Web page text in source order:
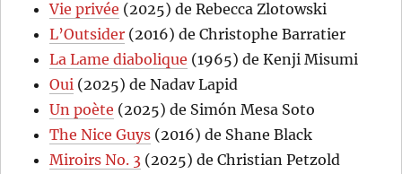
Vie privée (2025) de Rebecca Zlotowski
L’Outsider (2016) de Christophe Barratier
La Lame diabolique (1965) de Kenji Misumi
Oui (2025) de Nadav Lapid
Un poète (2025) de Simón Mesa Soto
The Nice Guys (2016) de Shane Black
Miroirs No. 3 (2025) de Christian Petzold